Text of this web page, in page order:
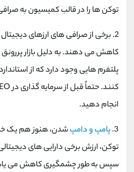
توکن ها را در قالب کمیسیون به
2. برخی از صرافی های ارزهای
کاهش می دهند. به دلیل بازار
پلتفرم هایی وجود دارد که از
انجام دهید.
3. پامپ و دامپشدن، هنوز هم یک
توکن، ارزش برخی دارایی های
سپس به طور چشمگیری کاهش می